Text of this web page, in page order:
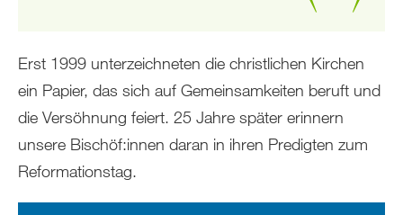
Erst 1999 unterzeichneten die christlichen Kirchen
ein Papier, das sich auf Gemeinsamkeiten beruft und
die Versöhnung feiert. 25 Jahre später erinnern
unsere Bischöf:innen daran in ihren Predigten zum
Reformationstag.